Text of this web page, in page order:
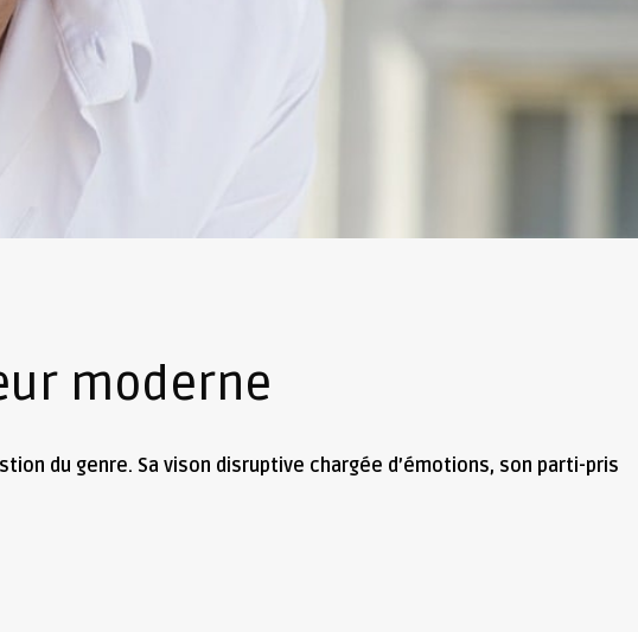
moderne
du genre. Sa vison disruptive chargée d’émotions, son parti-pris